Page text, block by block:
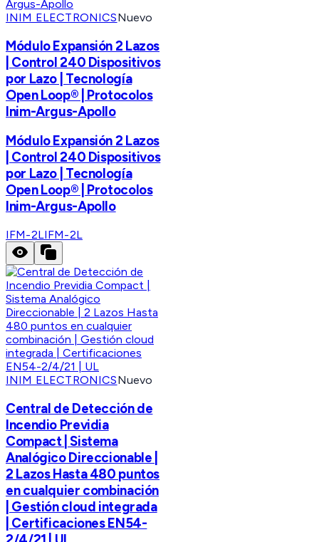
INIM ELECTRONICSNuevo
Módulo Expansión 2 Lazos
| Control 240 Dispositivos
por Lazo | Tecnología
Open Loop® | Protocolos
Inim-Argus-Apollo
Módulo Expansión 2 Lazos
| Control 240 Dispositivos
por Lazo | Tecnología
Open Loop® | Protocolos
Inim-Argus-Apollo
IFM-2LIFM-2L
INIM ELECTRONICSNuevo
Central de Detección de
Incendio Previdia
Compact | Sistema
Analógico Direccionable |
2 Lazos Hasta 480 puntos
en cualquier combinación
| Gestión cloud integrada
| Certificaciones EN54-